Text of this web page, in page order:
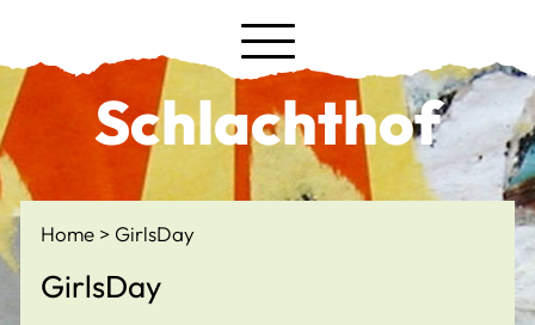
Schlachthof
Home GirlsDay
GirlsDay